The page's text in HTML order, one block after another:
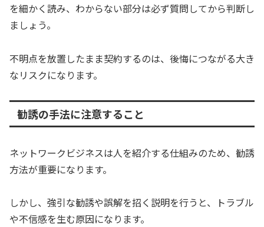
を細かく読み、わからない部分は必ず質問してから判断し
ましょう。
不明点を放置したまま契約するのは、後悔につながる大き
なリスクになります。
勧誘の手法に注意すること
ネットワークビジネスは人を紹介する仕組みのため、勧誘
方法が重要になります。
しかし、強引な勧誘や誤解を招く説明を行うと、トラブル
や不信感を生む原因になります。